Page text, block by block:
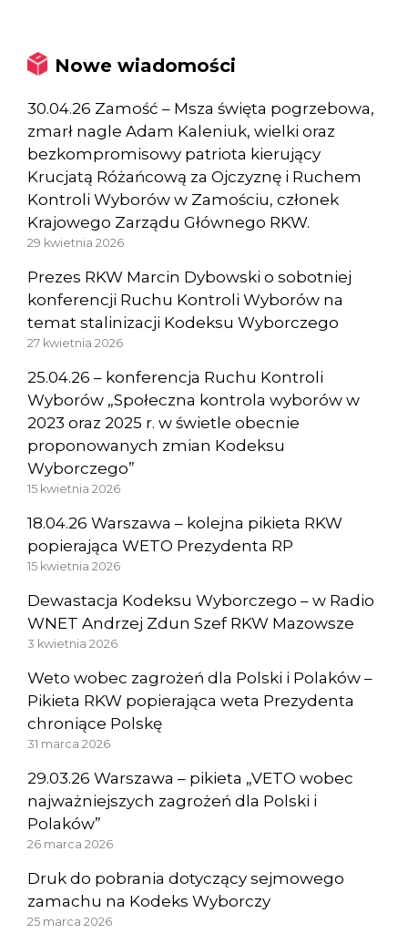
Nowe wiadomości
30.04.26 Zamość – Msza święta pogrzebowa,
zmarł nagle Adam Kaleniuk, wielki oraz
bezkompromisowy patriota kierujący
Krucjatą Różańcową za Ojczyznę i Ruchem
Kontroli Wyborów w Zamościu, członek
Krajowego Zarządu Głównego RKW.
29 kwietnia 2026
Prezes RKW Marcin Dybowski o sobotniej
konferencji Ruchu Kontroli Wyborów na
temat stalinizacji Kodeksu Wyborczego
27 kwietnia 2026
25.04.26 – konferencja Ruchu Kontroli
Wyborów „Społeczna kontrola wyborów w
2023 oraz 2025 r. w świetle obecnie
proponowanych zmian Kodeksu
Wyborczego”
15 kwietnia 2026
18.04.26 Warszawa – kolejna pikieta RKW
popierająca WETO Prezydenta RP
15 kwietnia 2026
Dewastacja Kodeksu Wyborczego – w Radio
WNET Andrzej Zdun Szef RKW Mazowsze
3 kwietnia 2026
Weto wobec zagrożeń dla Polski i Polaków –
Pikieta RKW popierająca weta Prezydenta
chroniące Polskę
31 marca 2026
29.03.26 Warszawa – pikieta „VETO wobec
najważniejszych zagrożeń dla Polski i
Polaków”
26 marca 2026
Druk do pobrania dotyczący sejmowego
zamachu na Kodeks Wyborczy
25 marca 2026